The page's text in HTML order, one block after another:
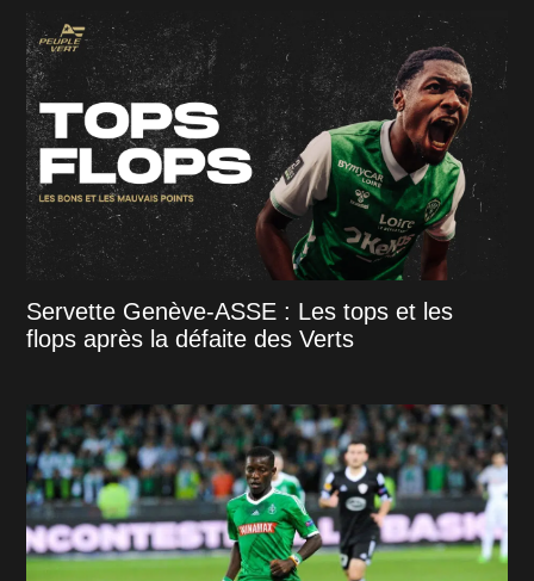
Servette Genève-ASSE : Les tops et les
flops après la défaite des Verts